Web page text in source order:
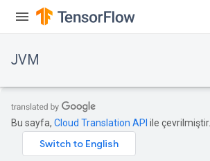
JVM
Bu sayfa, Cloud Translation API ile çevrilmiştir.